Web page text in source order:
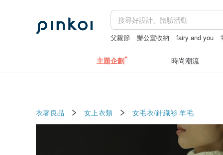
父親節 辦公室收納 fairy and you
主題企劃 時尚潮流
衣著良品 女上衣類 女毛衣/針織衫 羊毛